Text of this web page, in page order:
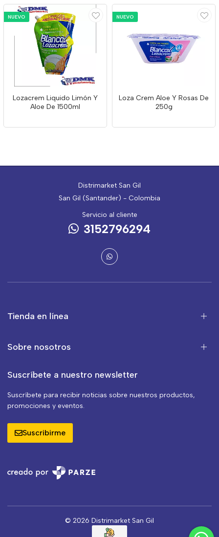
NUEVO
Lozacrem Liquido Limón Y
Aloe De 1500ml
NUEVO
Loza Crem Aloe Y Rosas De
250g
Distrimarket San Gil
San Gil (Santander) - Colombia
Servicio al cliente
3152796294
Tienda en línea
Sobre nosotros
Suscríbete a nuestro newsletter
Suscríbete para recibir noticias sobre nuestros productos,
promociones y eventos.
Suscribirme
© 2026 Distrimarket San Gil